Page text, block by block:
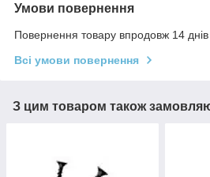
Умови повернення
Повернення товару впродовж 14
Всі умови повернення
З цим товаром також